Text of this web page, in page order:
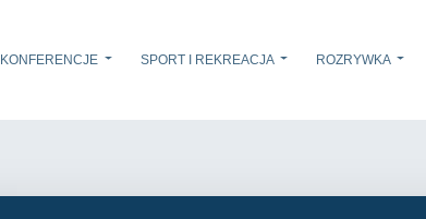
KONFERENCJE SPORT I REKREACJA ROZRYWKA